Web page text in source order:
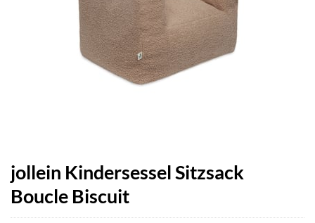
jollein Kindersessel Sitzsack
Boucle Biscuit